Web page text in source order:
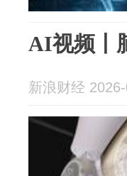
AI视频丨
新浪财经